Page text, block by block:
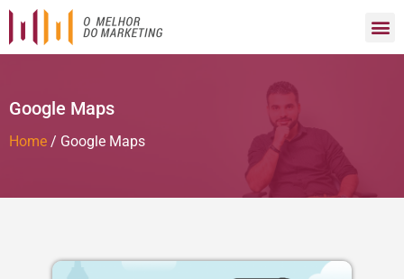
Google Maps
Home / Google Maps